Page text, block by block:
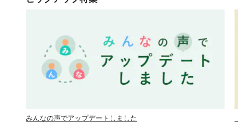
みんなの声でアップデートしました